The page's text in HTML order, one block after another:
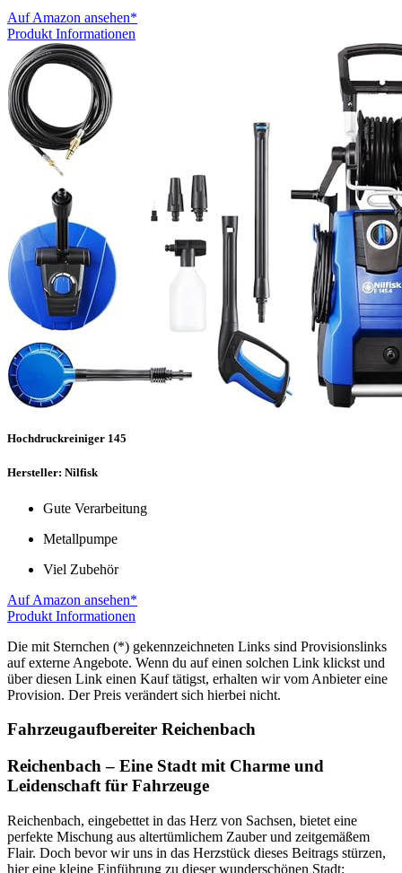
Auf Amazon ansehen*
Produkt Informationen
Hochdruckreiniger 145
Hersteller: Nilfisk
Gute Verarbeitung
Metallpumpe
Viel Zubehör
Auf Amazon ansehen*
Produkt Informationen
Die mit Sternchen (*) gekennzeichneten Links sind Provisionslinks
auf externe Angebote. Wenn du auf einen solchen Link klickst und
über diesen Link einen Kauf tätigst, erhalten wir vom Anbieter eine
Provision. Der Preis verändert sich hierbei nicht.
Fahrzeugaufbereiter Reichenbach
Reichenbach – Eine Stadt mit Charme und
Leidenschaft für Fahrzeuge
Reichenbach, eingebettet in das Herz von Sachsen, bietet eine
perfekte Mischung aus altertümlichem Zauber und zeitgemäßem
Flair. Doch bevor wir uns in das Herzstück dieses Beitrags stürzen,
hier eine kleine Einführung zu dieser wunderschönen Stadt: